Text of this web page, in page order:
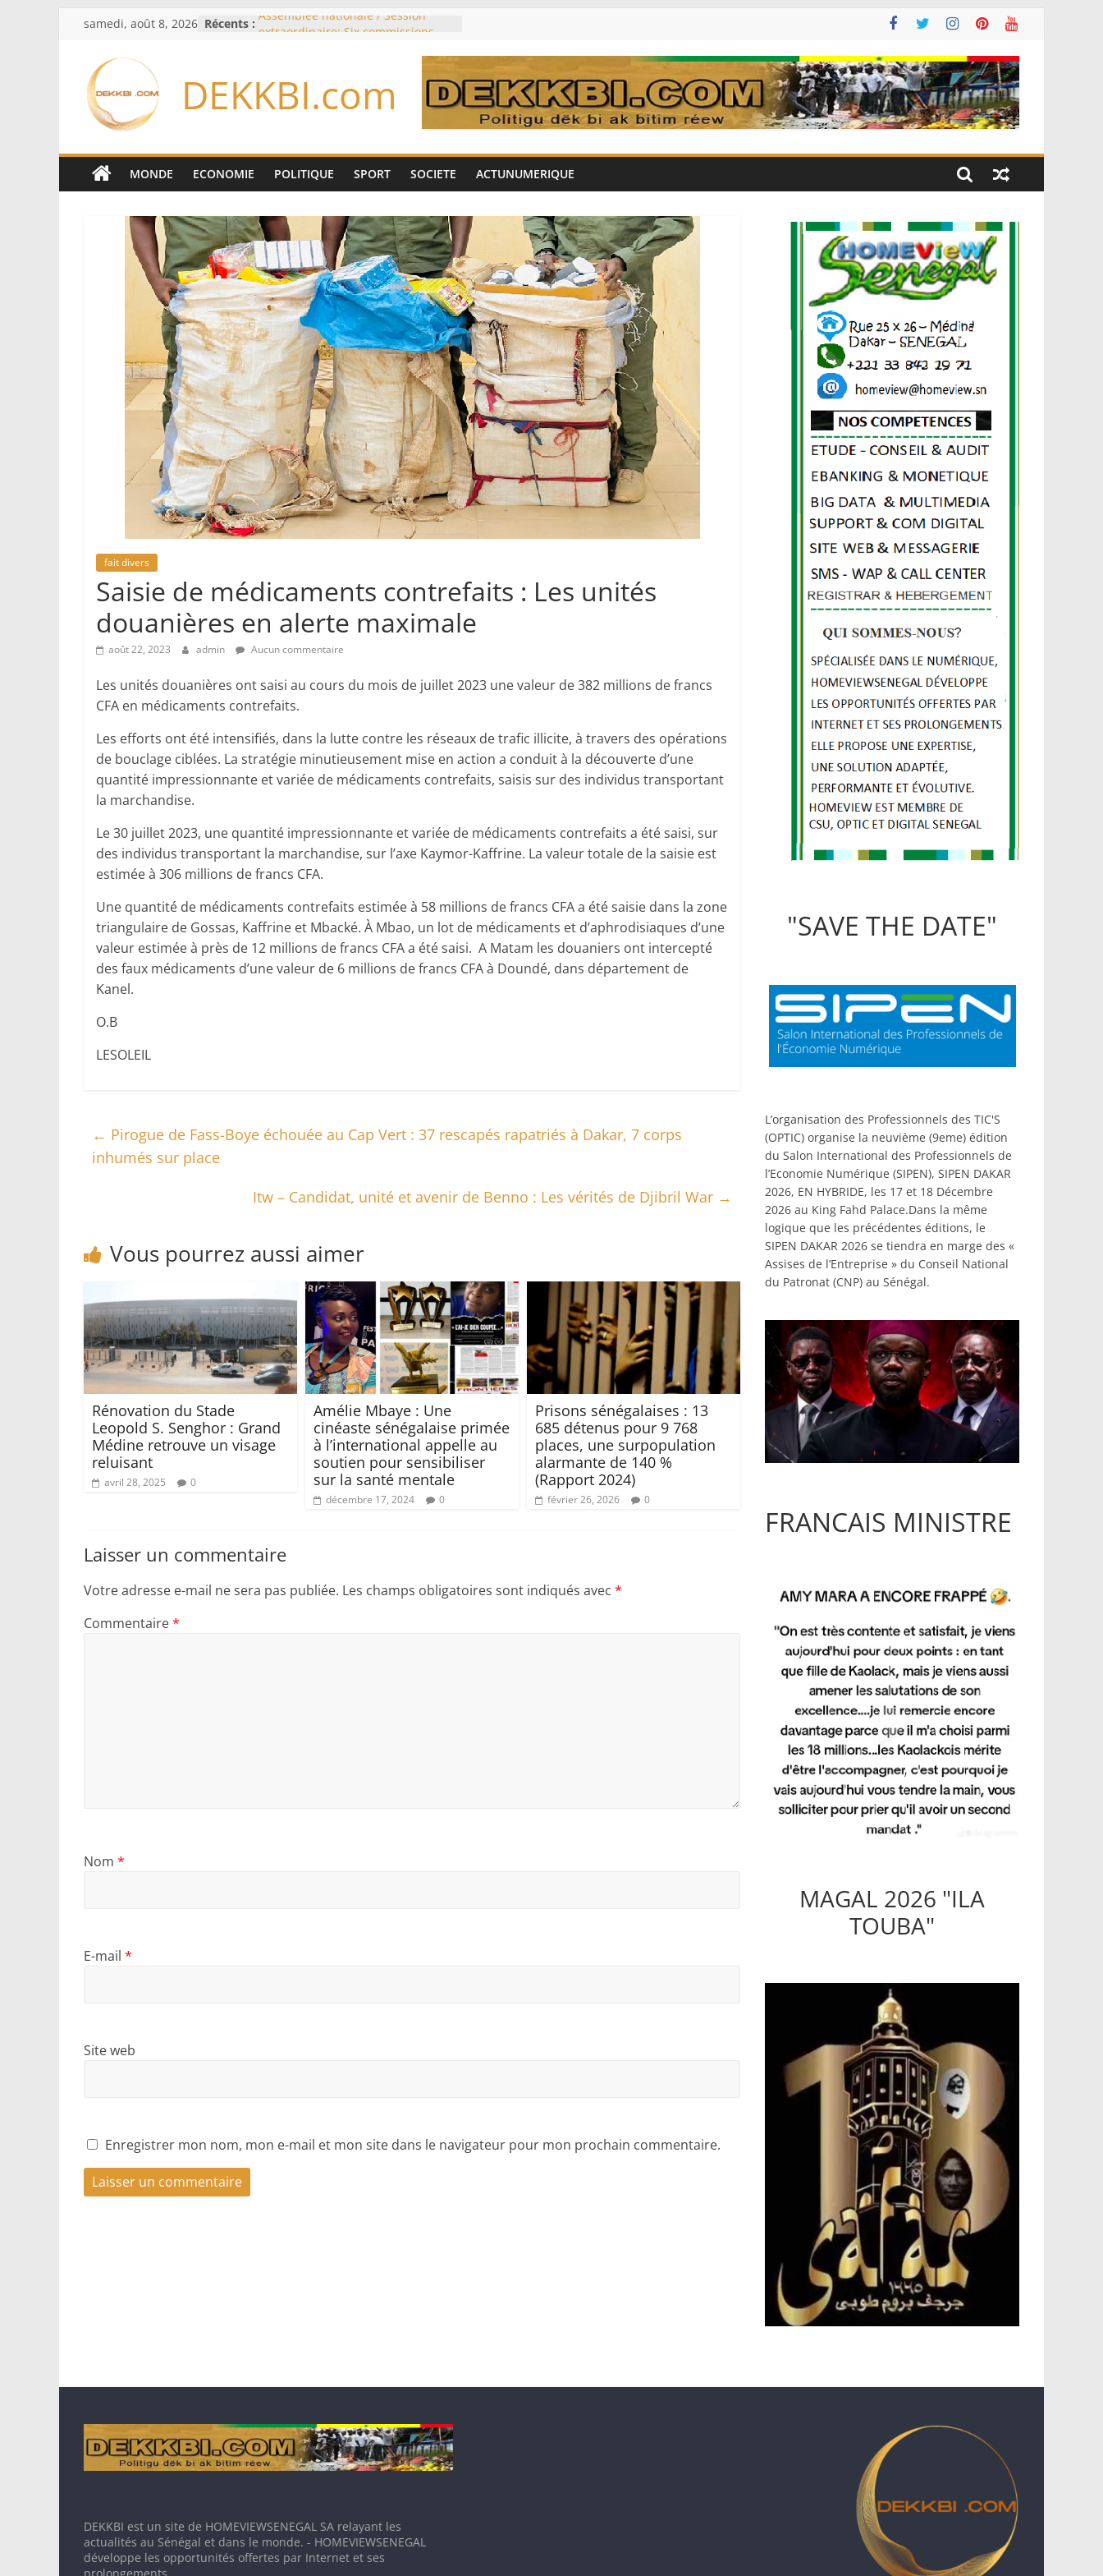
Passer
contenu
samedi, août 8, 2026 Récents : Assemblée nationale / Session
d’enquête à l’ordre du jour ce lundi
de la Espriella
Bénin: Patrice Talon élu président
Moyen-Orient: l’Arabie saoudite, le
Pakistan et la Turquie signent un
accord de défense
exportations de cuivre et de cobalt
concentrés pour valoriser sa
production
DEKKBI.com
MONDE ECONOMIE POLITIQUE SPORT SOCIETE ACTUNUMERIQUE
fait divers
Saisie de médicaments contrefaits : Les unités
douanières en alerte maximale
août 22, 2023 admin Aucun commentaire
Les unités douanières ont saisi au cours du mois de juillet 2023 une valeur de 382 millions de francs
CFA en médicaments contrefaits.
Les efforts ont été intensifiés, dans la lutte contre les réseaux de trafic illicite, à travers des opérations
de bouclage ciblées. La stratégie minutieusement mise en action a conduit à la découverte d’une
quantité impressionnante et variée de médicaments contrefaits, saisis sur des individus transportant
la marchandise.
Le 30 juillet 2023, une quantité impressionnante et variée de médicaments contrefaits a été saisi, sur
des individus transportant la marchandise, sur l’axe Kaymor-Kaffrine. La valeur totale de la saisie est
estimée à 306 millions de francs CFA.
Une quantité de médicaments contrefaits estimée à 58 millions de francs CFA a été saisie dans la zone
triangulaire de Gossas, Kaffrine et Mbacké. À Mbao, un lot de médicaments et d’aphrodisiaques d’une
valeur estimée à près de 12 millions de francs CFA a été saisi. A Matam les douaniers ont intercepté
des faux médicaments d’une valeur de 6 millions de francs CFA à Doundé, dans département de
Kanel.
O.B
LESOLEIL
← Pirogue de Fass-Boye échouée au Cap Vert : 37 rescapés rapatriés à Dakar, 7 corps
inhumés sur place
Itw – Candidat, unité et avenir de Benno : Les vérités de Djibril War →
Vous pourrez aussi aimer
Rénovation du Stade
Leopold S. Senghor : Grand
Médine retrouve un visage
reluisant
avril 28, 2025 0
Amélie Mbaye : Une
cinéaste sénégalaise primée
à l’international appelle au
soutien pour sensibiliser
sur la santé mentale
décembre 17, 2024 0
Prisons sénégalaises : 13
685 détenus pour 9 768
places, une surpopulation
alarmante de 140 %
(Rapport 2024)
février 26, 2026 0
Laisser un commentaire
Votre adresse e-mail ne sera pas publiée. Les champs obligatoires sont indiqués avec *
Commentaire*
Nom *
E-mail *
Site web
Enregistrer mon nom, mon e-mail et mon site dans le navigateur pour mon prochain commentaire.
"SAVE THE DATE"
L’organisation des Professionnels des TIC'S
(OPTIC) organise la neuvième (9eme) édition
du Salon International des Professionnels de
l’Economie Numérique (SIPEN), SIPEN DAKAR
2026, EN HYBRIDE, les 17 et 18 Décembre
2026 au King Fahd Palace.Dans la même
logique que les précédentes éditions, le
SIPEN DAKAR 2026 se tiendra en marge des «
Assises de l’Entreprise » du Conseil National
du Patronat (CNP) au Sénégal.
FRANCAIS MINISTRE
MAGAL 2026 "ILA
TOUBA"
DEKKBI est un site de HOMEVIEWSENEGAL SA relayant les
actualités au Sénégal et dans le monde. - HOMEVIEWSENEGAL
développe les opportunités offertes par Internet et ses